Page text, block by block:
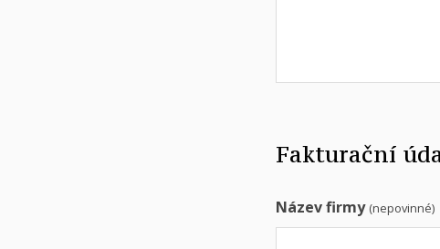
Fakturační
Název firmy (nepovinné)